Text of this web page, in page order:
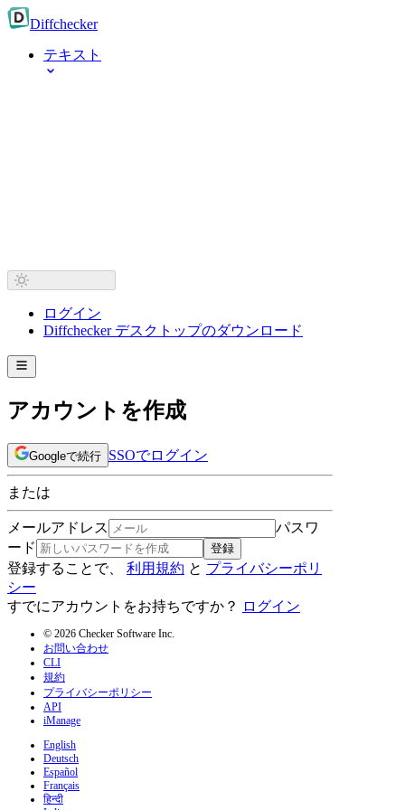
Diffchecker
テキスト
ログイン
Diffchecker デスクトップのダウンロード
アカウントを作成
Googleで続行 SSOでログイン
または
メールアドレス
パスワ
ード
登録
登録することで、 利用規約 と プライバシーポリ
シー
すでにアカウントをお持ちですか？
ログイン
© 2026 Checker Software Inc.
お問い合わせ
CLI
規約
プライバシーポリシー
API
iManage
English
Deutsch
Español
Français
हिन्दी